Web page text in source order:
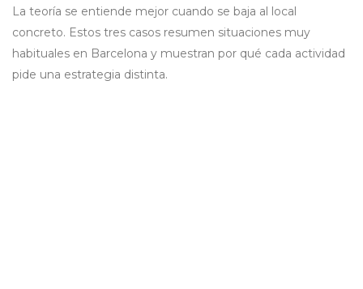
La teoría se entiende mejor cuando se baja al local
concreto. Estos tres casos resumen situaciones muy
habituales en Barcelona y muestran por qué cada actividad
pide una estrategia distinta.